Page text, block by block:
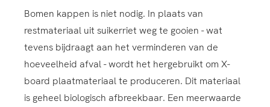
Bomen kappen is niet nodig. In plaats van
restmateriaal uit suikerriet weg te gooien - wat
tevens bijdraagt aan het verminderen van de
hoeveelheid afval - wordt het hergebruikt om X-
board plaatmateriaal te produceren. Dit materiaal
is geheel biologisch afbreekbaar. Een meerwaarde